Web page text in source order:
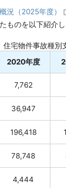
況（2025年度）
ものを以下紹介し
宅物件事故種別
2020年度
7,762
36,947
196,418
78,748
4,444